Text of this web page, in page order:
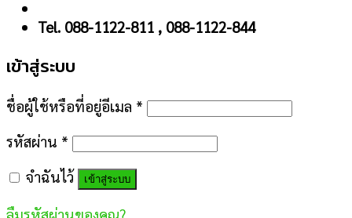
Tel. 088-1122-811 , 088-1122-844
เข้าสู่ระบบ
ชื่อผู้ใช้หรือที่อยู่อีเมล *
รหัสผ่าน *
จำฉันไว้
เข้าสู่ระบบ
ลืมรหัสผ่านของคุณ?